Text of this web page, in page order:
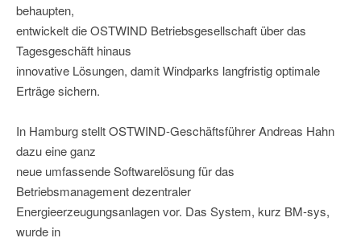
behaupten,
entwickelt die OSTWIND Betriebsgesellschaft über das
Tagesgeschäft hinaus
innovative Lösungen, damit Windparks langfristig optimale
Erträge sichern.
In Hamburg stellt OSTWIND-Geschäftsführer Andreas Hahn
dazu eine ganz
neue umfassende Softwarelösung für das
Betriebsmanagement dezentraler
Energieerzeugungsanlagen vor. Das System, kurz BM-sys,
wurde in